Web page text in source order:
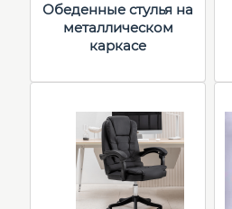
Обеденные стулья на
металлическом
каркасе